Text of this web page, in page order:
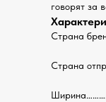
говорят за
Страна
Страна